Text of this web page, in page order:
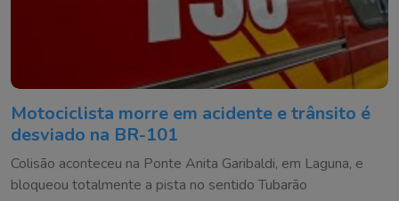
Motociclista morre em acidente e trânsito é
desviado na BR-101
Colisão aconteceu na Ponte Anita Garibaldi, em Laguna, e
bloqueou totalmente a pista no sentido Tubarão